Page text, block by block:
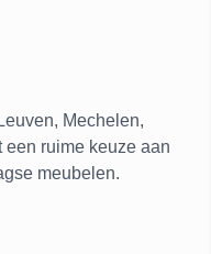
Mechelen,
ruime keuze aan
meubelen.